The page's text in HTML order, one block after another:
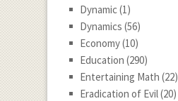
Dynamic(1)
Dynamics (56)
Economy(10)
Education (290)
Entertaining Math (22)
Eradication of Evil(20)